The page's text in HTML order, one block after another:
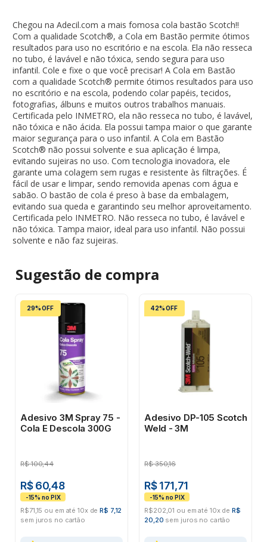
Chegou na Adecil.com a mais fomosa cola bastão Scotch!!
Com a qualidade Scotch®, a Cola em Bastão permite ótimos
resultados para uso no escritório e na escola. Ela não resseca
no tubo, é lavável e não tóxica, sendo segura para uso
infantil. Cole e fixe o que você precisar! A Cola em Bastão
com a qualidade Scotch® permite ótimos resultados para uso
no escritório e na escola, podendo colar papéis, tecidos,
fotografias, álbuns e muitos outros trabalhos manuais.
Certificada pelo INMETRO, ela não resseca no tubo, é lavável,
não tóxica e não ácida. Ela possui tampa maior o que garante
maior segurança para o uso infantil. A Cola em Bastão
Scotch® não possui solvente e sua aplicação é limpa,
evitando sujeiras no uso. Com tecnologia inovadora, ele
garante uma colagem sem rugas e resistente às filtrações. É
fácil de usar e limpar, sendo removida apenas com água e
sabão. O bastão de cola é preso à base da embalagem,
evitando sua queda e garantindo seu melhor aproveitamento.
Certificada pelo INMETRO. Não resseca no tubo, é lavável e
não tóxica. Tampa maior, ideal para uso infantil. Não possui
solvente e não faz sujeiras.
Sugestão de compra
29% OFF
Adesivo 3M Spray 75 -
Cola E Descola 300G
R$ 100,44
R$ 60,48
R$71,15 ou em até 10x deR$ 7,12
sem juros no cartão
42% OFF
Adesivo DP-105 Scotch
Weld - 3M
R$ 350,16
R$ 171,71
R$202,01 ou em até 10x deR$
20,20 sem juros no cartão